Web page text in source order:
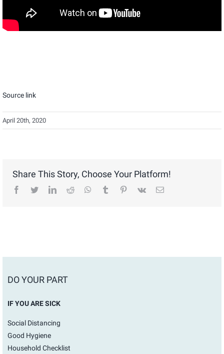
Source link
April 20th, 2020
Share This Story, Choose Your Platform!
facebook
twitterlinkedinreddit whatsapptumblr pinterest
vk Email
DO YOUR PART
IF YOU ARE SICK
Social Distancing
Good Hygiene
Household Checklist